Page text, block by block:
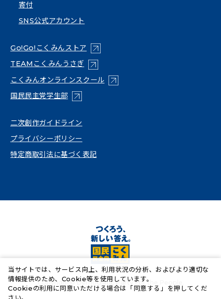
寄付
SNS公式アカウント
Go!Go!こくみんストア （新しいタブで開く）
TEAMこくみんうさぎ（新しいタブで開く）
こくみんオンラインスクール （新しいタブで開く）
国民民主党学生部（新しいタブで開く）
二次創作ガイドライン
プライバシーポリシー
特定商取引法に基づく表記
Copyright© Democratic Party For the People.
当サイトでは、サービス向上、利用状況の分析、およびより適切な
情報提供のため、Cookie等を使用しています。
Cookieの利用に同意いただける場合は「同意する」を押してくだ